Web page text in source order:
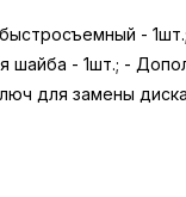
-
шайба - 1шт.; -
для замены